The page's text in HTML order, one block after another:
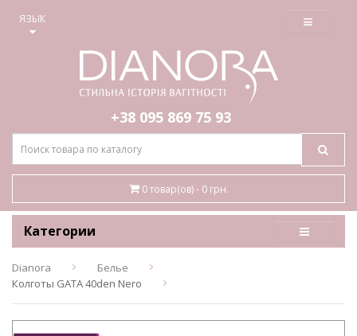
ЯЗЫК ≡
+38 095 869 75 93
0 товар(ов) - 0 грн.
Категории
Dianora
Белье
Колготы GATA 40den Nero